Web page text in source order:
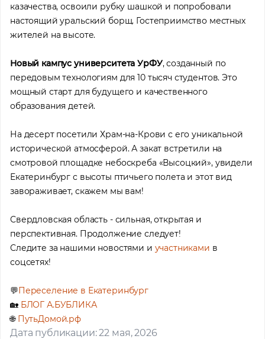
казачества, освоили рубку шашкой и попробовали
настоящий уральский борщ. Гостеприимство местных
жителей на высоте.
Новый кампус университета УрФУ, созданный по
передовым технологиям для 10 тысяч студентов. Это
мощный старт для будущего и качественного
образования детей.
На десерт посетили Храм-на-Крови с его уникальной
исторической атмосферой. А закат встретили на
смотровой площадке небоскреба «Высоцкий», увидели
Екатеринбург с высоты птичьего полета и этот вид
завораживает, скажем мы вам!
Свердловская область - сильная, открытая и
перспективная. Продолжение следует!
Следите за нашими новостями и участниками в
соцсетях!
💬Переселение в Екатеринбург
🏡 БЛОГ А.БУБЛИКА
🌐 ПутьДомой.рф
Дата публикации: 22 мая, 2026